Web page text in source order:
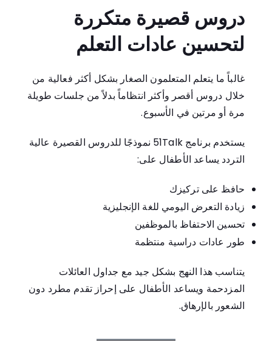
دروس قصيرة متكررة
لتحسين عادات التعلم
غالباً ما يتعلم المتعلمون الصغار بشكل أكثر فعالية من
خلال دروس أقصر وأكثر انتظاماً بدلاً من جلسات طويلة
مرة أو مرتين في الأسبوع.
يستخدم برنامج 51Talk نموذجًا للدروس القصيرة عالية
التردد يساعد الأطفال على:
حافظ على تركيزك
زيادة التعرض اليومي للغة الإنجليزية
تحسين الاحتفاظ بالموظفين
طور عادات دراسية منتظمة
يتناسب هذا النهج بشكل جيد مع جداول العائلات
المزدحمة ويساعد الأطفال على إحراز تقدم مطرد دون
الشعور بالإرهاق.